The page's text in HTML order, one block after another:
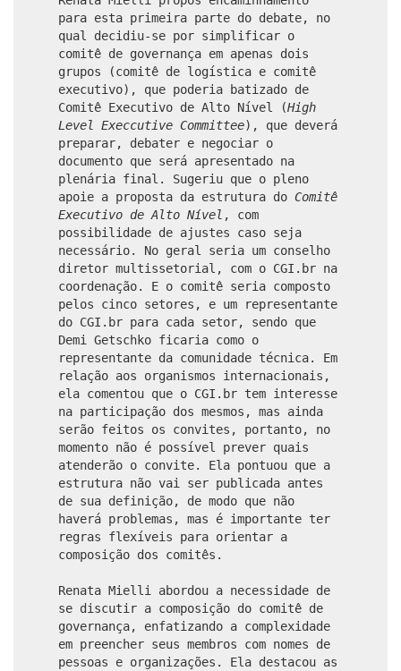
para esta primeira parte do debate, no
qual decidiu-se por simplificar o
comitê de governança em apenas dois
grupos (comitê de logística e comitê
executivo), que poderia batizado de
Comitê Executivo de Alto Nível (High
Level Execcutive Committee), que deverá
preparar, debater e negociar o
documento que será apresentado na
plenária final. Sugeriu que o pleno
apoie a proposta da estrutura do Comitê
Executivo de Alto Nível , com
possibilidade de ajustes caso seja
necessário. No geral seria um conselho
diretor multissetorial, com o CGI.br na
coordenação. E o comitê seria composto
pelos cinco setores, e um representante
do CGI.br para cada setor, sendo que
Demi Getschko ficaria como o
representante da comunidade técnica. Em
relação aos organismos internacionais,
ela comentou que o CGI.br tem interesse
na participação dos mesmos, mas ainda
serão feitos os convites, portanto, no
momento não é possível prever quais
atenderão o convite. Ela pontuou que a
estrutura não vai ser publicada antes
de sua definição, de modo que não
haverá problemas, mas é importante ter
regras flexíveis para orientar a
composição dos comitês.
Renata Mielli abordou a necessidade de
se discutir a composição do comitê de
governança, enfatizando a complexidade
em preencher seus membros com nomes de
pessoas e organizações. Ela destacou as